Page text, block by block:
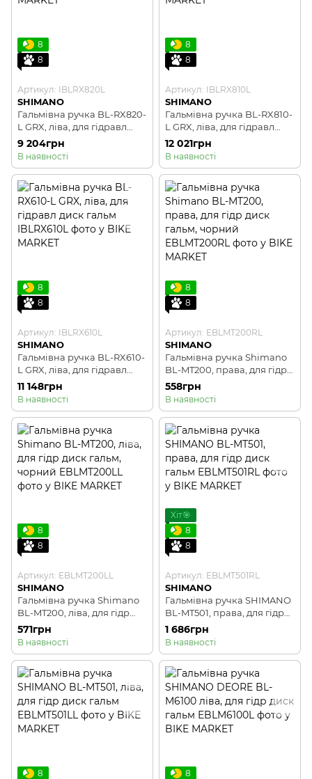
8
8
Артикул: IBLRX820L
SHIMANO
Гальмівна ручка BL-RX820-
L GRX, ліва, для гідравл
диск гальм
9 204грн
В наявності
8
8
Артикул: IBLRX810L
SHIMANO
Гальмівна ручка BL-RX810-
L GRX, ліва, для гідравл
диск гальм
12 021грн
В наявності
8
8
Артикул: IBLRX610L
SHIMANO
Гальмівна ручка BL-RX610-
L GRX, ліва, для гідравл
диск гальм
11 148грн
В наявності
8
8
Артикул: EBLMT200RL
SHIMANO
Гальмівна ручка Shimano
BL-MT200, права, для гідр
диск гальм, чорний
558грн
В наявності
8
8
Артикул: EBLMT200LL
SHIMANO
Гальмівна ручка Shimano
BL-MT200, ліва, для гідр
диск гальм, чорний
571грн
В наявності
Хіт🎯
8
8
Артикул: EBLMT501RL
SHIMANO
Гальмівна ручка SHIMANO
BL-MT501, права, для гідр
диск гальм
1 686грн
В наявності
8
8